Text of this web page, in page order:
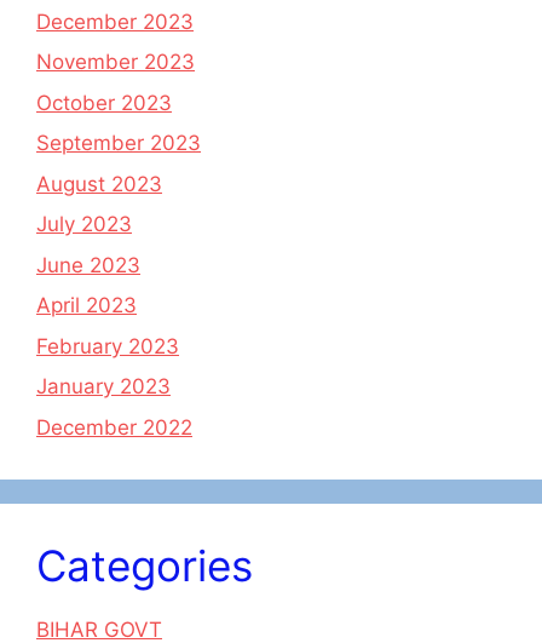
December 2023
November 2023
October 2023
September 2023
August 2023
July 2023
June 2023
April 2023
February 2023
January 2023
December 2022
Categories
BIHAR GOVT